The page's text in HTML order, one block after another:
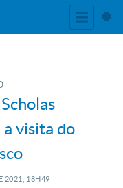
visita do
2021, 18H49